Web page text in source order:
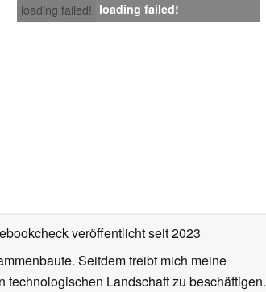
loading failed! loading failed!
veröffentlichtseit 2023
Seitdem treibt mich meine
Landschaft zu beschäftigen.